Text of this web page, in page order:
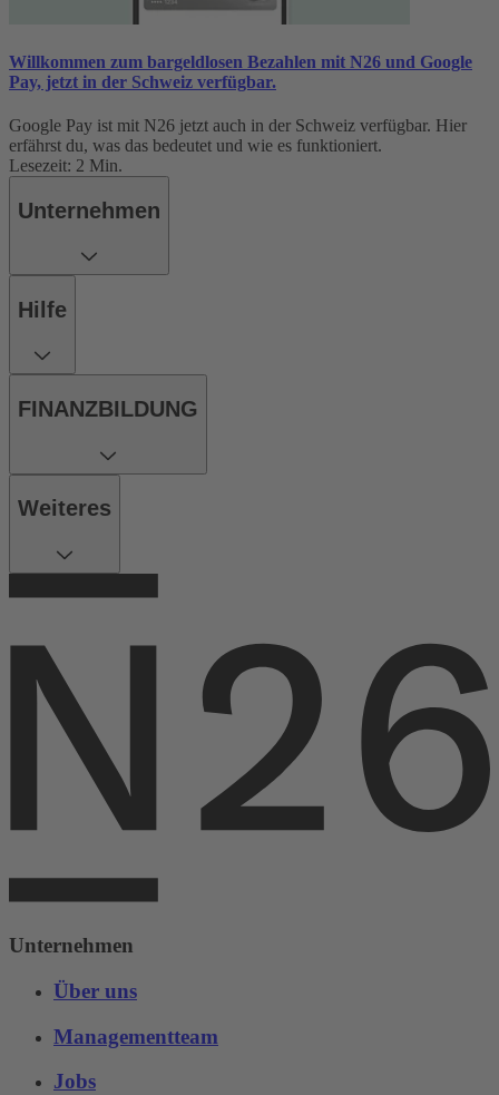
Willkommen zum bargeldlosen Bezahlen mit N26 und Google
Pay, jetzt in der Schweiz verfügbar.
Google Pay ist mit N26 jetzt auch in der Schweiz verfügbar. Hier
erfährst du, was das bedeutet und wie es funktioniert.
Lesezeit: 2 Min.
Unternehmen
Hilfe
FINANZBILDUNG
Weiteres
Unternehmen
Über uns
Managementteam
Jobs